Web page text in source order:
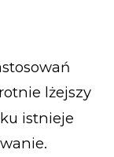
lżejszy
istnieje